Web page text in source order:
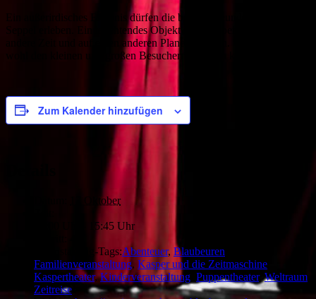
Ein außerirdisches Erlebnis dürfen die beiden Freunde Kasper und
Seppel erleben. Ein leuchtendes Objekt lässt die beiden in eine
andere Zeit und auf einen anderen Planeten reisen. Was werden sie
wohl den kleinen und großen Besuchern erzählen können.
Zum Kalender hinzufügen
17 Oktober
15:00 Uhr - 15:45 Uhr
Veranstaltung-Tags:Abenteuer, Blaubeuren
Familienveranstaltung, Kasper und die Zeitmaschine
Kaspertheater,Kinderveranstaltung Puppentheater,Weltraum
Zeitreise